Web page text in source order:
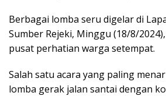
Berbagai lomba seru digelar di
Sumber Rejeki, Minggu (18/8/
pusat perhatian warga setempat.
Salah satu acara yang paling
lomba gerak jalan santai dengan